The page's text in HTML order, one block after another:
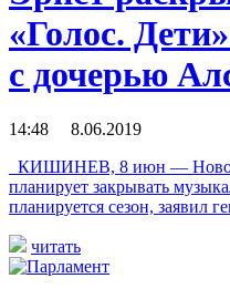
«Голос.
с дочерью
14:48 8.06.2019
КИШИНЕВ, 8 июн —
планирует закрывать
планируется сезон, заявил
читать